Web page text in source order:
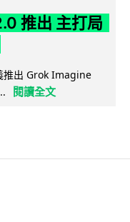
推出 主打局
推出 Grok Imagine
閱讀全文